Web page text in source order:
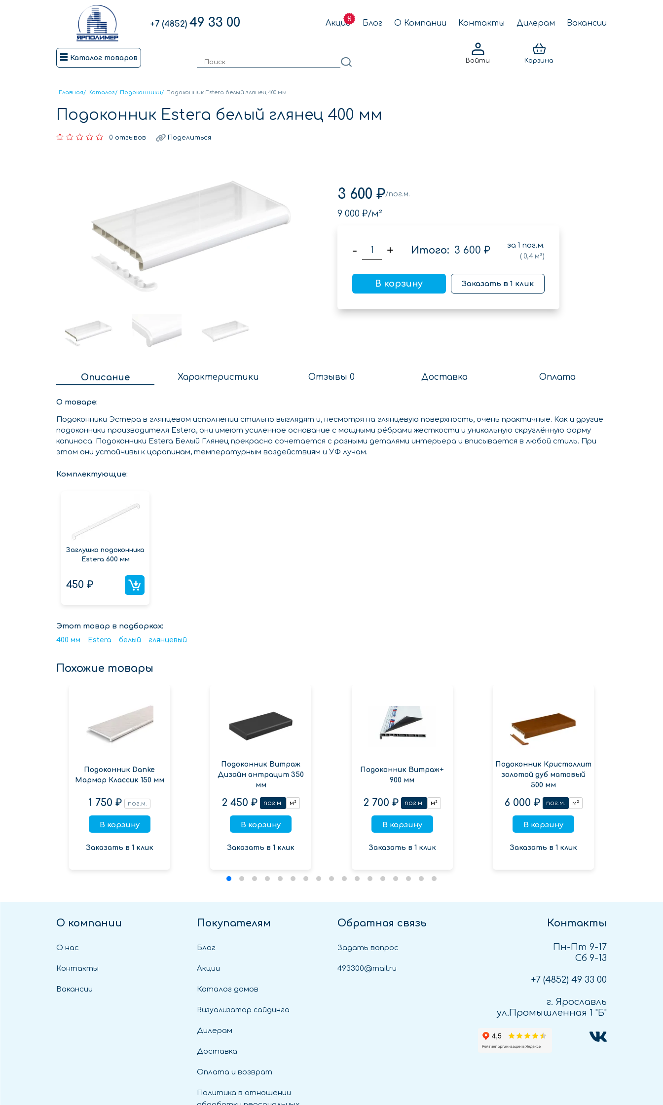
+7 (4852) 49 33 00 Акции Блог О Компании Контакты Дилерам Вакансии
Каталог товаров Войти Корзина
Главная/ Каталог/ Подоконники/ Подоконник Estera белый глянец 400 мм
Подоконник Estera белый глянец 400 мм
0 отзывов Поделиться
3 600 ₽/пог.м.
9 000 ₽/м²
- + Итого: 3 600 ₽ за 1 пог.м.
( 0,4 м²)
В корзину Заказать в 1 клик
Описание Характеристики Отзывы 0 Доставка Оплата
О товаре:
Подоконники Эстера в глянцевом исполнении стильно выглядят и, несмотря на глянцевую поверхность, очень практичные. Как и другие
подоконники производителя Estera, они имеют усиленное основание с мощными рёбрами жесткости и уникальную скруглённую форму
капиноса. Подоконники Estera Белый Глянец прекрасно сочетается с разными деталями интерьера и вписывается в любой стиль. При
этом они устойчивы к царапинам, температурным воздействиям и УФ лучам.
Комплектующие:
Заглушка подоконника
Estera 600 мм
450 ₽
Этот товар в подборках:
400 мм Estera белый глянцевый
Похожие товары
Подоконник Danke
Мармор Классик 150 мм
1 750 ₽ пог.м.
В корзину
Заказать в 1 клик
Подоконник Витраж
Дизайн антрацит 350
мм
2 450 ₽ пог.м. м²
В корзину
Заказать в 1 клик
Подоконник Витраж+
900 мм
2 700 ₽ пог.м. м²
В корзину
Заказать в 1 клик
Подоконник Кристаллит
золотой дуб матовый
500 мм
6 000 ₽ пог.м. м²
В корзину
Заказать в 1 клик
О компании
О нас
Контакты
Вакансии
Покупателям
Блог
Акции
Каталог домов
Визуализатор сайдинга
Дилерам
Доставка
Оплата и возврат
Политика в отношении
Обратная связь
Задать вопрос
493300@mail.ru
Контакты
Пн-Пт 9-17
Сб 9-13
+7 (4852) 49 33 00
г. Ярославль
ул.Промышленная 1 "Б"